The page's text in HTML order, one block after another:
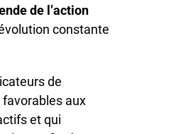
de l’action
constante
de
aux
et qui